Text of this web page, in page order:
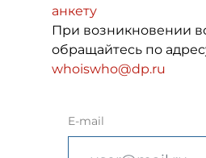
анкету
При возникновении
обращайтесь по
whoiswho@dp.ru
E-mail